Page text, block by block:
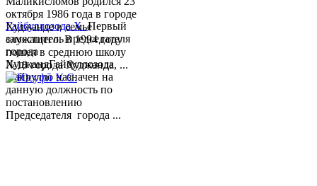
Гайбуллозода Х.Первый
заместитель председателя
города
ХуджандГайбуллозода
Хайрулло назначен на
данную должность по
постановлению
Председателя города ...
октября 1986 года в городе
Худжанде в семье
служащего. В 1994 году
пошел в среднюю школу
№18 города Худжанда, ...